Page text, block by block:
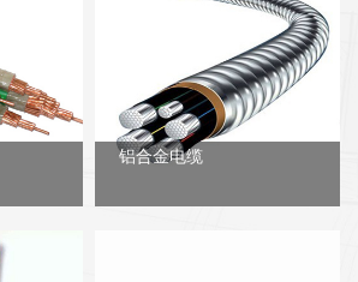
铝合金电缆